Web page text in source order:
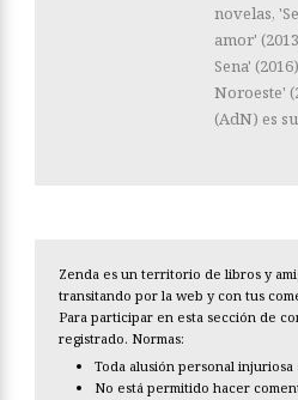
novelas,
amor'
Sena'
Noroeste'
(AdN) es
Zenda es un territorio de libros y
transitando por la web y con tus
Para participar en esta sección de
registrado. Normas:
Toda alusión personal injuriosa
No está permitido hacer